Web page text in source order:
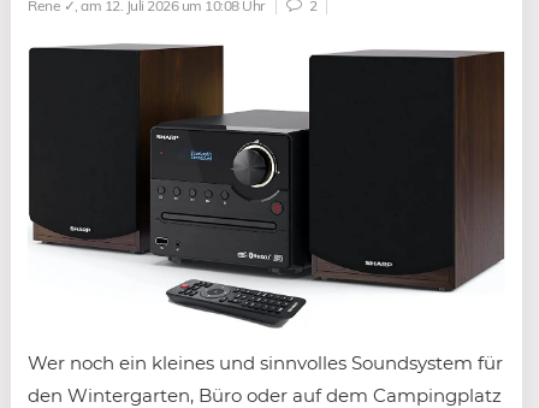
Rene ✓, am 12. Juli 2026 um 10:08 Uhr 2
Wer noch ein kleines und sinnvolles Soundsystem für
den Wintergarten, Büro oder auf dem Campingplatz